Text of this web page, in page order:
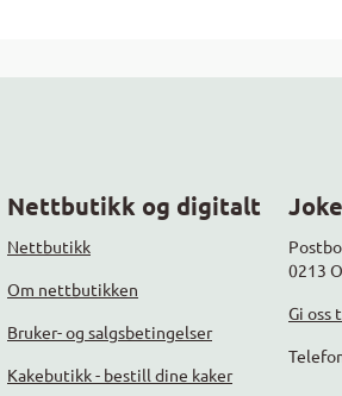
Nettbutikk og digitalt
Nettbutikk
Om nettbutikken
Bruker- og salgsbetingelser
Kakebutikk - bestill dine kaker
0213
Gi oss